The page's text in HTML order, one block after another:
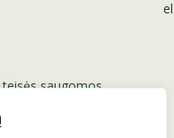
saugomos.